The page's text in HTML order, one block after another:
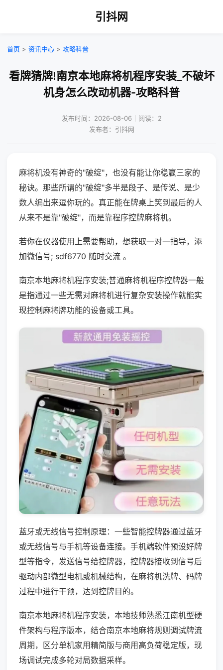
引抖网
首页 > 资讯中心 > 攻略科普
看牌猜牌!南京本地麻将机程序安装_不破坏
机身怎么改动机器-攻略科普
发布时间：2026-08-06｜阅读：2
发布者：引抖网
麻将机没有神奇的"破绽"，也没有能让你稳赢三家的
秘诀。那些所谓的"破绽"多半是段子、是传说、是少
数人编出来逗你玩的。真正能在牌桌上笑到最后的人
从来不是靠"破绽"，而是靠程序控牌麻将机。
若你在仪器使用上需要帮助，想获取一对一指导，添
加微信号; sdf6770 随时交流 。
南京本地麻将机程序安装;普通麻将机程序控牌器一般
是指通过一些无需对麻将机进行复杂安装操作就能实
现控制麻将牌功能的设备或工具。
蓝牙或无线信号控制原理：一些智能控牌器通过蓝牙
或无线信号与手机等设备连接。手机端软件预设好牌
型等指令，发送信号给控牌器，控牌器接收到信号后
驱动内部微型电机或机械结构，在麻将机洗牌、码牌
过程中进行干预，达到控牌目的。
南京本地麻将机程序安装，本地技师熟悉江南机型硬
件架构与程序版本，结合南京本地麻将规则调试牌流
周期，区分单机家用精简版与商用高负荷稳定版，现
场调试完成多轮对局数据采样。